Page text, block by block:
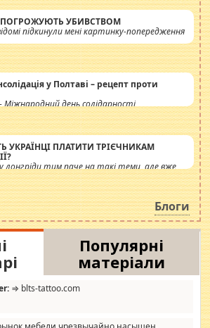
ПОГРОЖУЮТЬ УБИВСТВОМ
підкинули мені картинку-попередження
у Полтаві – рецепт проти
Міжнародний день солідарності
УКРАЇНЦІ ПЛАТИТИ ТРІЄЧНИКАМ
лонгріди тим паче на такі теми, але вже
Обурюють сьогоднішні інсенуації
питання. Штучно
ще одна соціальна катастрофа.
Блоги
Популярні
матеріали
⇒ blts-tattoo.com